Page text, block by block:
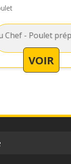
avec des
VOIR
Plat Principal